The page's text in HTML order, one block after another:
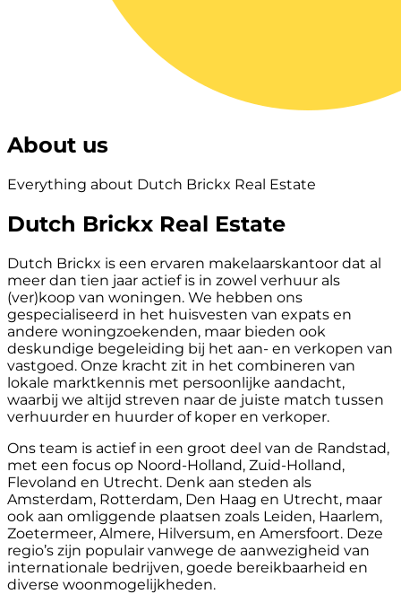
About us
Everything about Dutch Brickx Real Estate
Dutch Brickx Real Estate
Dutch Brickx is een ervaren makelaarskantoor dat al
meer dan tien jaar actief is in zowel verhuur als
(ver)koop van woningen. We hebben ons
gespecialiseerd in het huisvesten van expats en
andere woningzoekenden, maar bieden ook
deskundige begeleiding bij het aan- en verkopen van
vastgoed. Onze kracht zit in het combineren van
lokale marktkennis met persoonlijke aandacht,
waarbij we altijd streven naar de juiste match tussen
verhuurder en huurder of koper en verkoper.
Ons team is actief in een groot deel van de Randstad,
met een focus op Noord-Holland, Zuid-Holland,
Flevoland en Utrecht. Denk aan steden als
Amsterdam, Rotterdam, Den Haag en Utrecht, maar
ook aan omliggende plaatsen zoals Leiden, Haarlem,
Zoetermeer, Almere, Hilversum, en Amersfoort. Deze
regio’s zijn populair vanwege de aanwezigheid van
internationale bedrijven, goede bereikbaarheid en
diverse woonmogelijkheden.